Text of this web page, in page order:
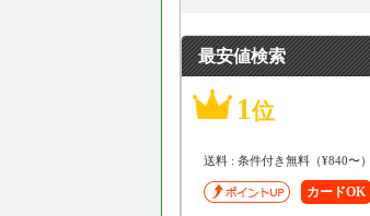
最安値検索
1位
送料 : 条件付き無料（¥840〜）
カードOK